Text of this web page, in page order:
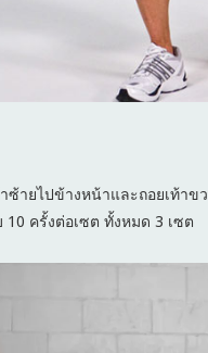
ซ้ายไปข้างหน้าและถอยเท้
ครั้งต่อเซต ทั้งหมด 3 เซต